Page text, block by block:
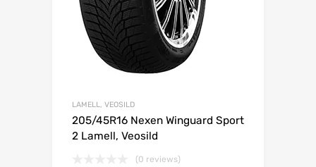
LAMELL, VEOSILD
205/45R16 Nexen Winguard Sport
2 Lamell, Veosild
(0 reviews)